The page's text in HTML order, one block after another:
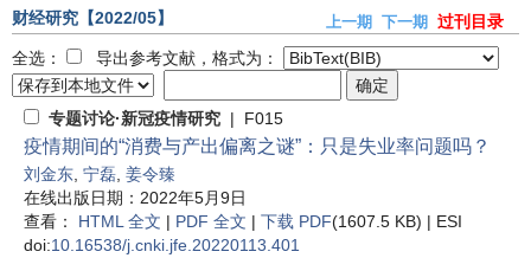
财经研究 【2022/05】 上一期 下一期
过刊目录
全选：
导出参考文献，格式为：
专题讨论·新冠疫情研究 | F015
疫情期间的“消费与产出偏离之谜”：只是失业率问题吗？
刘金东 宁磊 姜令臻
在线出版日期：2022年5月9日
查看： HTML 全文 | PDF 全文 | 下载 PDF(1607.5 KB) | ESI
doi:10.16538/j.cnki.jfe.20220113.401